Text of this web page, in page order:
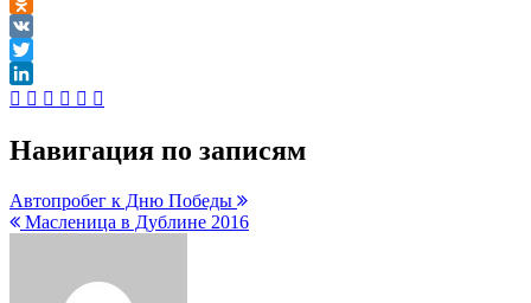
Odnoklassniki
VK
Twitter
LinkedIn
Навигация по записям
Автопробег к Дню Победы
Масленица в Дублине 2016